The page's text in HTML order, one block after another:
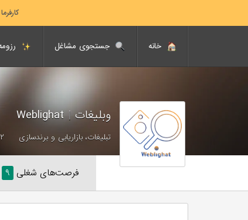
خانه جستجوی مشاغل
وبلیغات|
Weblighat
تبلیغات، بازاریابی و برندسازی ۲ - ۱۰ نفر
فرصت‌های شغلی ۹